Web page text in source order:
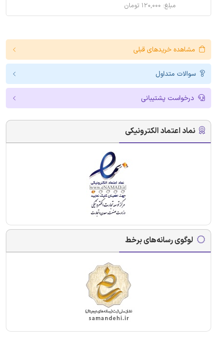
مبلغ: ۱۲۰,۰۰۰ تومان
مشاهده خریدهای قبلی
سوالات متداول
درخواست پشتیبانی
نماد اعتماد الکترونیکی
لوگوی رسانه‌های برخط